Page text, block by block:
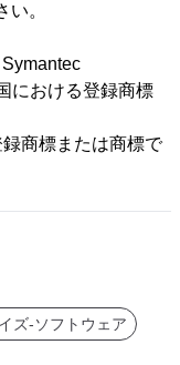
。
における登録商標
商標または商標で
ズ-ソフトウェア